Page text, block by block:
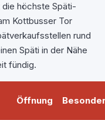
die höchste Späti-
Kottbusser Tor
rund
Späti in der Nähe
fündig.
Öffnung